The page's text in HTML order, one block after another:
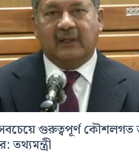
গুরুত্বপূর্ণ কৌশলগত
তথ্যমন্ত্রী